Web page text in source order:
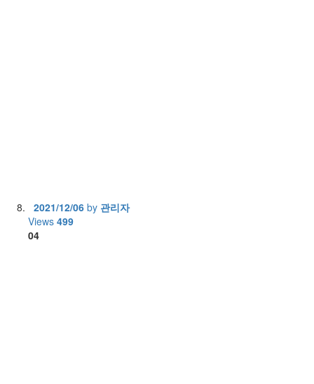
2021/12/06 by 관리자
Views 499
04